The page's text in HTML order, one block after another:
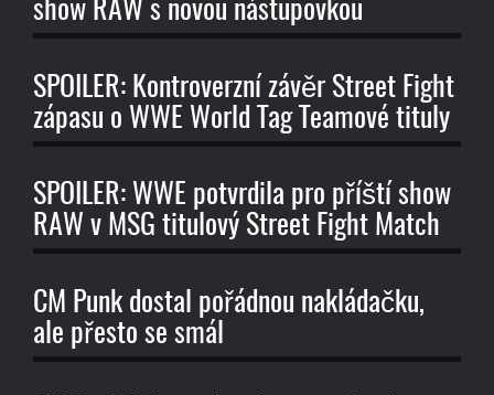
show RAW s novou nástupovkou
SPOILER: Kontroverzní závěr Street Fight
zápasu o WWE World Tag Teamové tituly
SPOILER: WWE potvrdila pro příští show
RAW v MSG titulový Street Fight Match
CM Punk dostal pořádnou nakládačku,
ale přesto se smál